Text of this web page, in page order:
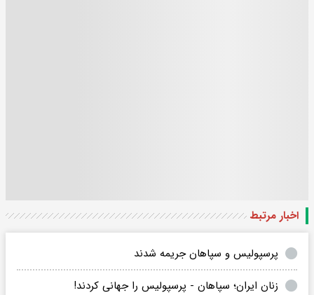
اخبار مرتبط
پرسپولیس و سپاهان جریمه شدند
زنان ایران؛ سپاهان - پرسپولیس را جهانی کردند!